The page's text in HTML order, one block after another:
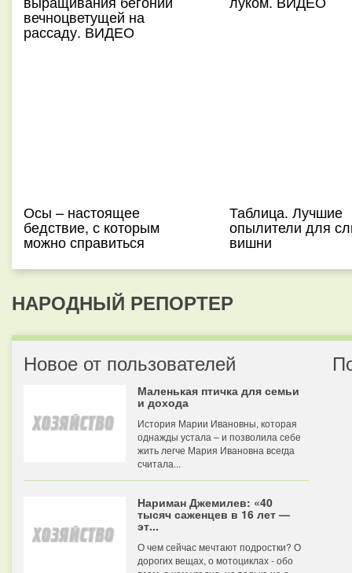
вечноцветущей на
рассаду. ВИДЕО
Осы – настоящее
бедствие, с которым
можно справиться
Таблица. Лучшие
опылители для
вишни
НАРОДНЫЙ РЕПОРТЕР
Новое от пользователей
Маленькая птичка для семьи
и дохода
История Марии Ивановны, которая
однажды устала – и позволила себе
жить легче Мария Ивановна всегда
считала...
Нариман Джемилев: «40
тысяч саженцев в 16 лет —
эт...
О чем сейчас мечтают подростки? О
дорогих вещах, о мотоциклах - обо